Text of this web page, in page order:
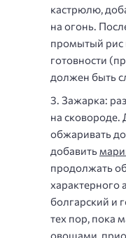
кастрюлю,
на огонь.
промытый рис
готовности
должен быть
Зажарка:
на сковороде.
обжаривать
добавить
продолжать
характерного
болгарский и
тех пор, пока
овощами,